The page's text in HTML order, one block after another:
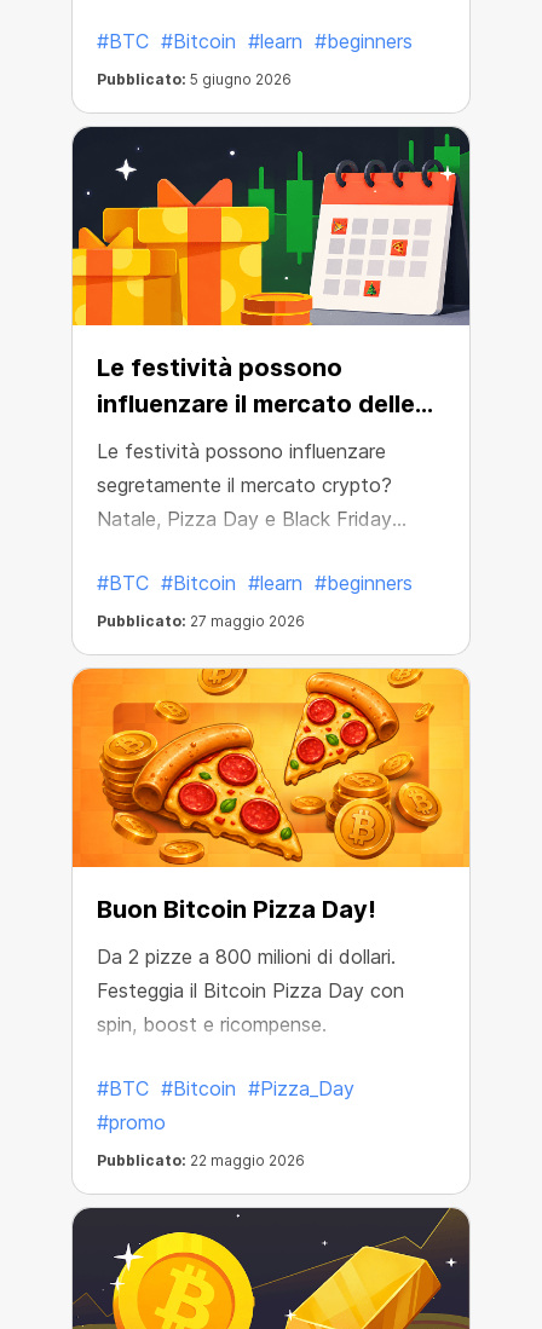
#BTC #Bitcoin #learn #beginners
Pubblicato: 5 giugno 2026
Le festività possono
influenzare il mercato delle
criptovalute?
Le festività possono influenzare
segretamente il mercato crypto?
Natale, Pizza Day e Black Friday
più del previsto.
#BTC #Bitcoin #learn #beginners
Pubblicato: 27 maggio 2026
Buon Bitcoin Pizza Day!
Da 2 pizze a 800 milioni di dollari.
Festeggia il Bitcoin Pizza Day con
spin, boost e ricompense.
#BTC #Bitcoin #Pizza_Day
#promo
Pubblicato: 22 maggio 2026